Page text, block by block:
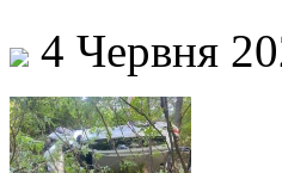
4 Червня